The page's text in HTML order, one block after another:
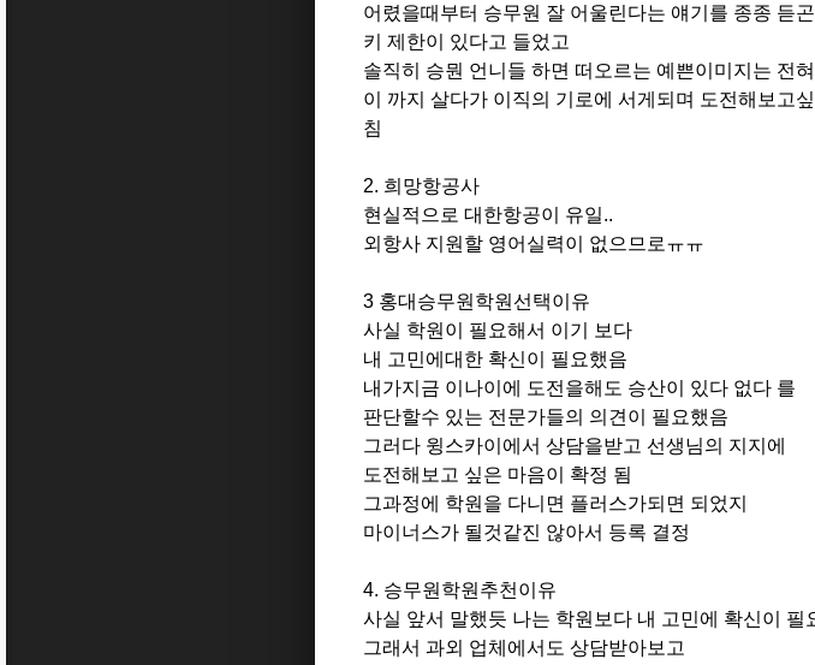
어렸을때부터 승무원 잘 어울린다는 얘기를 종종 듣
키 제한이 있다고 들었고
솔직히 승뭔 언니들 하면 떠오르는 예쁜이미지는 전
이 까지 살다가 이직의 기로에 서게되며 도전해보고
침
2. 희망항공사
현실적으로 대한항공이 유일..
외항사 지원할 영어실력이 없으므로ㅠㅠ
3 홍대승무원학원선택이유
사실 학원이 필요해서 이기 보다
내 고민에대한 확신이 필요했음
내가지금 이나이에 도전을해도 승산이 있다 없다 를
판단할수 있는 전문가들의 의견이 필요했음
그러다 윙스카이에서 상담을받고 선생님의 지지에
도전해보고 싶은 마음이 확정 됨
그과정에 학원을 다니면 플러스가되면 되었지
마이너스가 될것같진 않아서 등록 결정
4. 승무원학원추천이유
사실 앞서 말했듯 나는 학원보다 내 고민에 확신이 필
그래서 과외 업체에서도 상담받아보고